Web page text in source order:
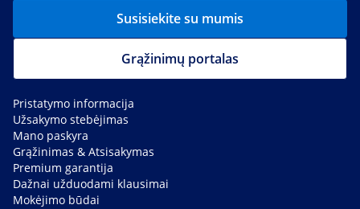
Susisiekite su mumis
Grąžinimų portalas
Pristatymo informacija
Užsakymo stebėjimas
Mano paskyra
Grąžinimas & Atsisakymas
Premium garantija
Dažnai užduodami klausimai
Mokėjimo būdai